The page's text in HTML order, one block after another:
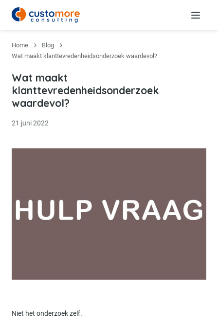
Menu
Home
Blog
Wat maakt klanttevredenheidsonderzoek waardevol?
Wat maakt
klanttevredenheidsonderzoek
waardevol?
21 juni 2022
Niet het onderzoek zelf.